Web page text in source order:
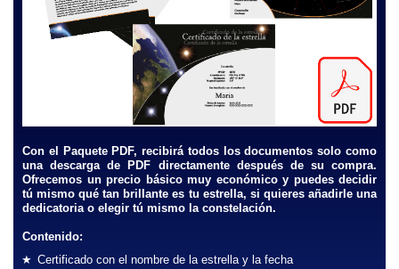
Con el Paquete PDF, recibirá todos los documentos solo como
una descarga de PDF directamente después de su compra.
Ofrecemos un precio básico muy económico y puedes decidir
tú mismo qué tan brillante es tu estrella, si quieres añadirle una
dedicatoria o elegir tú mismo la constelación.
Contenido:
Certificado con el nombre de la estrella y la fecha